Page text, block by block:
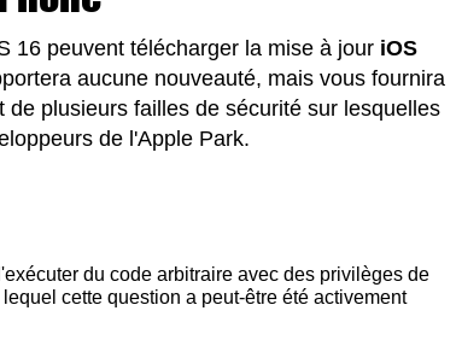
16 peuvent télécharger la mise à jour iOS
aucune nouveauté, mais vous fournira
de plusieurs failles de sécurité sur lesquelles
de l'Apple Park.
du code arbitraire avec des privilèges de
cette question a peut-être été activement